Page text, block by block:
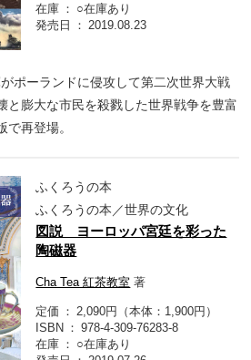
在庫
○在庫あり
発売日
2019.08.23
ポーランドに侵攻して第二次世界大戦
と膨大な市民を殺戮した世界戦争を豊富
で再登場。
ふくろうの本
ふくろうの本／世界の文化
図説 ヨーロッパ宮廷を彩った
陶磁器
Cha Tea 紅茶教室 著
定価
2,090円（本体：1,900円）
ISBN
978-4-309-76283-8
在庫
○在庫あり